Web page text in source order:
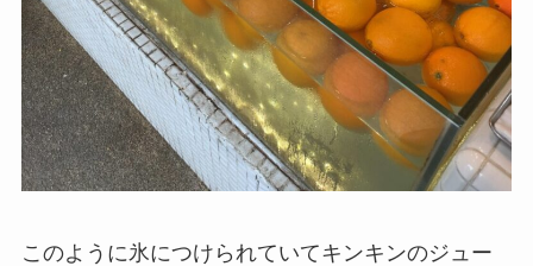
このように氷につけられていてキンキンのジュー